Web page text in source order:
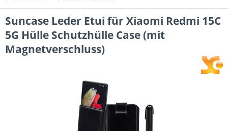
Suncase Leder Etui für Xiaomi Redmi 15C
5G Hülle Schutzhülle Case (mit
Magnetverschluss)